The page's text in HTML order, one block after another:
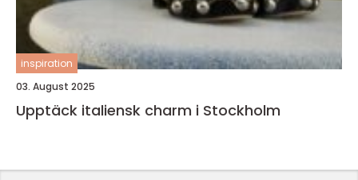
inspiration
03. August 2025
Upptäck italiensk charm i Stockholm